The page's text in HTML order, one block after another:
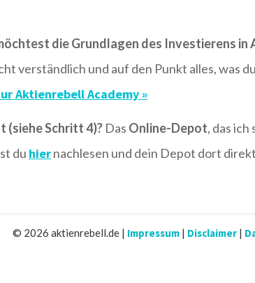
die Grundlagen des Investierens in
verständlich und auf den Punkt alles, was
Aktienrebell Academy »
(siehe Schritt 4)? Das Online-Depot, das
du hiernachlesen und dein Depot dort
© 2026 aktienrebell.de | I mpressum| Disclaimer|